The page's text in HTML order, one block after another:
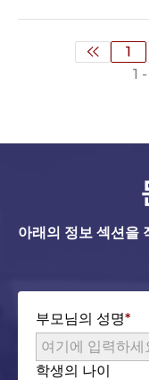
1
1
아래의 정보 섹션을
부모님의 성명
학생의 나이